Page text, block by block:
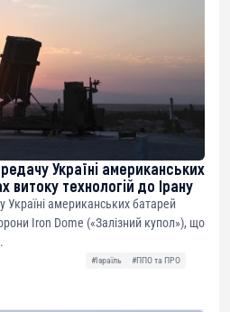
Україні американських
витоку технологій до Ірану
Україні американських батарей
Iron Dome («Залізний купол»), що
#Ізраїль
#ППО та ПРО